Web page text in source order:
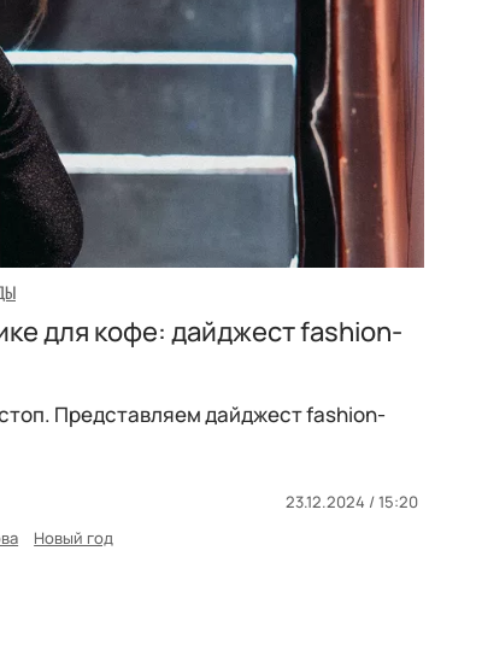
для кофе: дайджест fashion-
Представляем дайджест fashion-
23.12.2024 / 15:20
Новый год